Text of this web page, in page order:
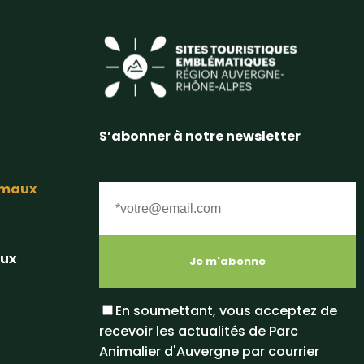
S’abonner à notre newsletter
En soumettant, vous acceptez de
recevoir les actualités de Parc
Animalier d'Auvergne par courrier